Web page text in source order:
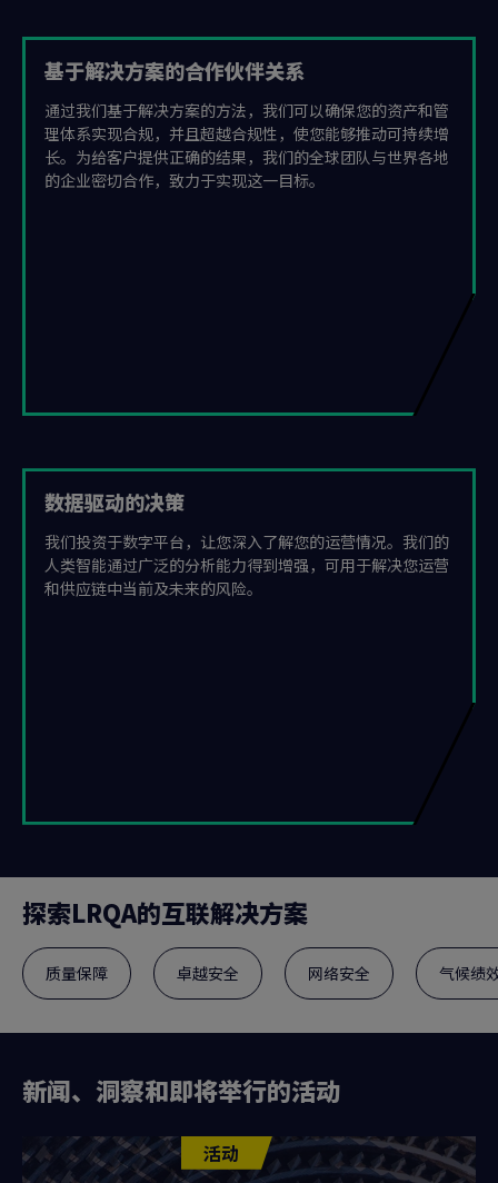
基于解决方案的合作伙伴关系
通过我们基于解决方案的方法，我们可以确保您的资产和管
理体系实现合规，并且超越合规性，使您能够推动可持续增
长。为给客户提供正确的结果，我们的全球团队与世界各地
的企业密切合作，致力于实现这一目标。
数据驱动的决策
我们投资于数字平台，让您深入了解您的运营情况。我们的
人类智能通过广泛的分析能力得到增强，可用于解决您运营
和供应链中当前及未来的风险。
探索LRQA的互联解决方案
质量保障 卓越安全 网络安全 气候绩
新闻、洞察和即将举行的活动
活动